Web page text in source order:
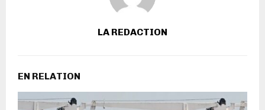
LA REDACTION
EN RELATION